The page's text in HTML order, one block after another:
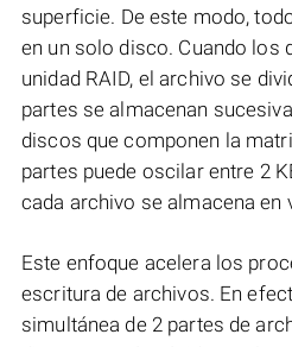
superficie. De este modo,
en un solo disco. Cuando los
unidad RAID, el archivo se
partes se almacenan
discos que componen la
partes puede oscilar entre 2
cada archivo se almacena en
Este enfoque acelera los
escritura de archivos. En
simultánea de 2 partes de